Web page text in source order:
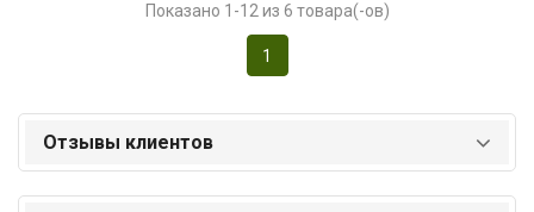
Показано 1-12 из 6 товара(-ов)
1
Отзывы клиентов